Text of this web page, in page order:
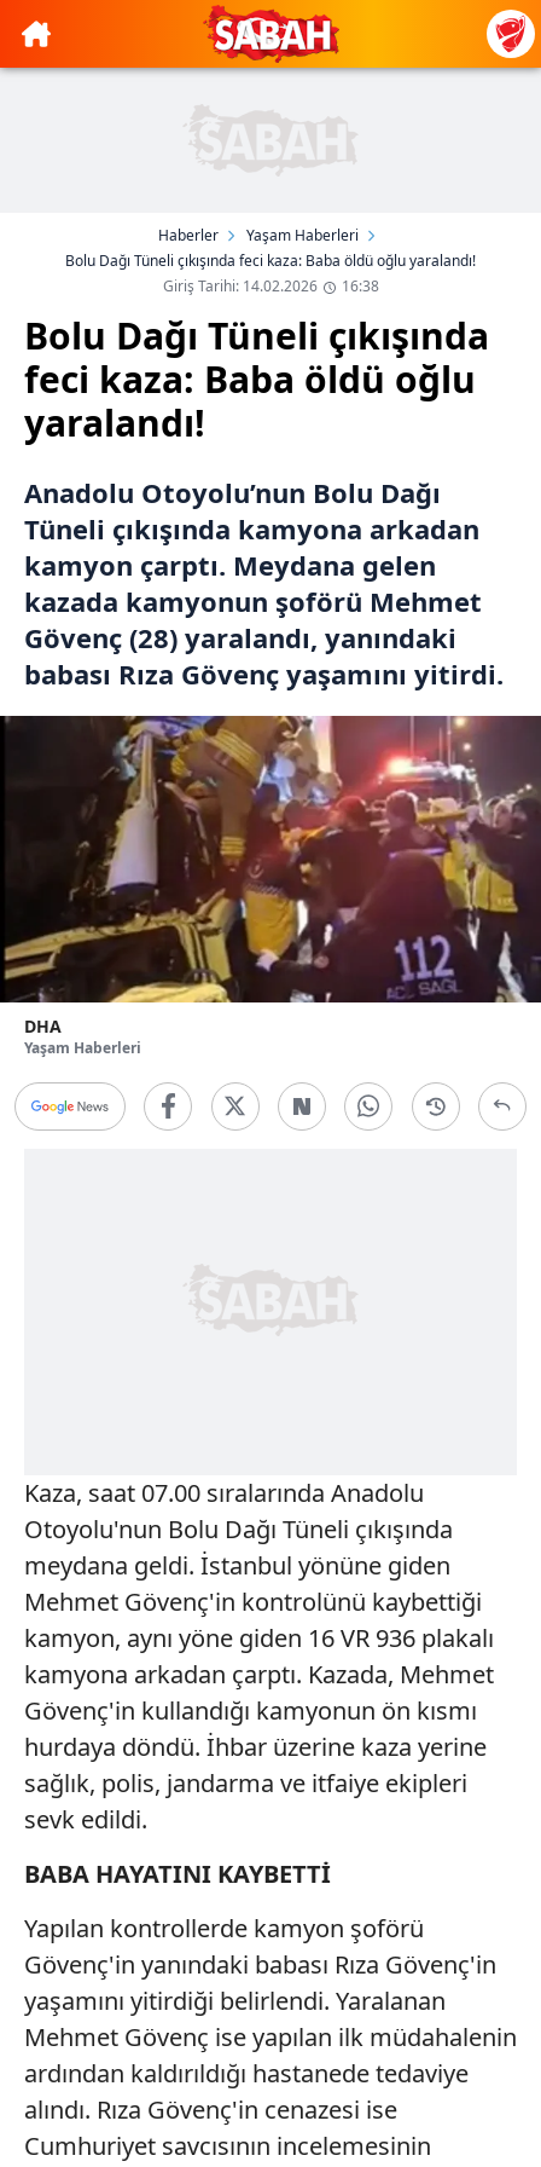
Haberler
Yaşam Haberleri
Bolu Dağı Tüneli çıkışında feci kaza: Baba öldü oğlu yaralandı!
Giriş Tarihi: 14.02.2026
16:38
Bolu Dağı Tüneli çıkışında
feci kaza: Baba öldü oğlu
yaralandı!
Anadolu Otoyolu’nun Bolu Dağı
Tüneli çıkışında kamyona arkadan
kamyon çarptı. Meydana gelen
kazada kamyonun şoförü Mehmet
Gövenç (28) yaralandı, yanındaki
babası Rıza Gövenç yaşamını yitirdi.
DHA
Yaşam Haberleri
Kaza, saat 07.00 sıralarında Anadolu
Otoyolu'nun Bolu Dağı Tüneli çıkışında
meydana geldi. İstanbul yönüne giden
Mehmet Gövenç'in kontrolünü kaybettiği
kamyon, aynı yöne giden 16 VR 936 plakalı
kamyona arkadan çarptı. Kazada, Mehmet
Gövenç'in kullandığı kamyonun ön kısmı
hurdaya döndü. İhbar üzerine kaza yerine
sağlık, polis, jandarma ve itfaiye ekipleri
sevk edildi.
BABA HAYATINI KAYBETTİ
Yapılan kontrollerde kamyon şoförü
Gövenç'in yanındaki babası Rıza Gövenç'in
yaşamını yitirdiği belirlendi. Yaralanan
Mehmet Gövenç ise yapılan ilk müdahalenin
ardından kaldırıldığı hastanede tedaviye
alındı. Rıza Gövenç'in cenazesi ise
Cumhuriyet savcısının incelemesinin